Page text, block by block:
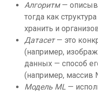
Алгоритм—
тогда как
хранить и
Датасет— это
(например,
данных — способ
(например, массив
Модель ML —